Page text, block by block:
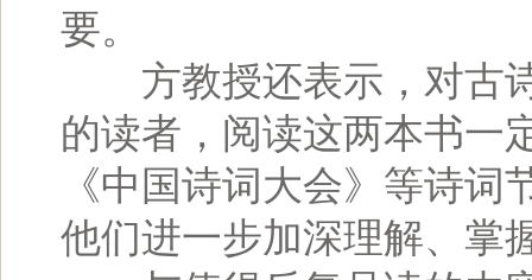
要。
方教授还表示，对古诗
的读者，阅读这两本书一
《中国诗词大会》等诗
他们进一步加深理解、掌